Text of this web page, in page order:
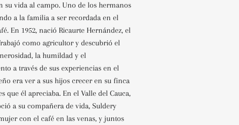
su vida al campo. Uno de los hermanos
a la familia a ser recordada en el
En 1952, nació Ricaurte Hernández, el
como agricultor y descubrió el
la humildad y el
a través de sus experiencias en el
era ver a sus hijos crecer en su finca
que él apreciaba. En el Valle del Cauca,
a su compañera de vida, Suldery
con el café en las venas, y juntos